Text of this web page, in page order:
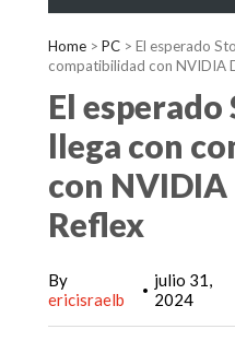
Home > PC > El esperado
compatibilidad con NVIDIA
El
llega con
con NVIDIA
Reflex
By
ericisraelb
• julio 31,
2024